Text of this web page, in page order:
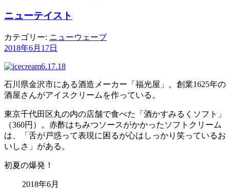
ニューテイスト
カテゴリー: ニューウェーブ
2018年6月17日
石川県金沢市にある酒造メーカー「福光屋」。創業1625年の
酒屋さんがアイスクリームを作っている。
東京千代田区丸の内の店舗で食べた「酒かすみるくソフト」
（360円）。赤酢はちみつソースがかかったソフトクリーム
は、「舌が戸惑って表現に困るが心はしっかり笑っているお
いしさ」がある。
初夏の爆発！
2018年6月